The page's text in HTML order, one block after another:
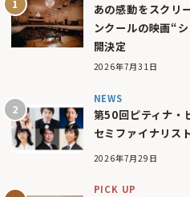
あの感動をスクリ
ンクールの映画“
開決定
2026年7月31日
NEWS
第50回ピティナ・
セミファイナリス
2026年7月29日
PICK UP